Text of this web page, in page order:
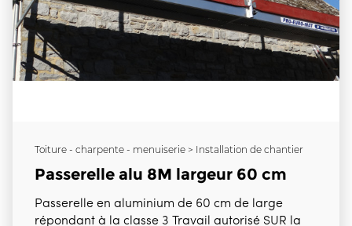
Toiture - charpente - menuiserie > Installation de chantier
Passerelle alu 8M largeur 60 cm
Passerelle en aluminium de 60 cm de large
répondant à la classe 3 Travail autorisé SUR la